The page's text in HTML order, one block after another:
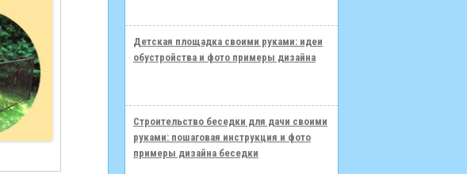
Детская площадка своими руками: идеи
обустройства и фото примеры дизайна
Строительство беседки для дачи своими
руками: пошаговая инструкция и фото
примеры дизайна беседки